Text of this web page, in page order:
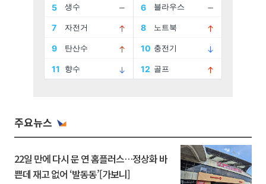
주요뉴스
22일 만에 다시 문 연 홈플러스…정상화 바
쁜데 재고 없어 ‘발동동’[가보니]